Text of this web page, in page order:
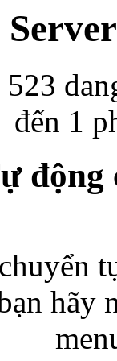
đến 1
động
hãy